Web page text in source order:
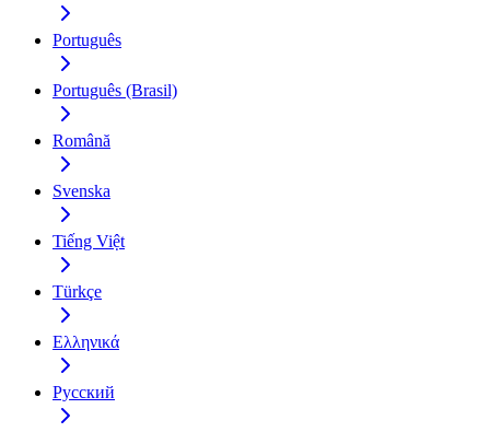
Português
Português (Brasil)
Română
Svenska
Tiếng Việt
Türkçe
Ελληνικά
Русский